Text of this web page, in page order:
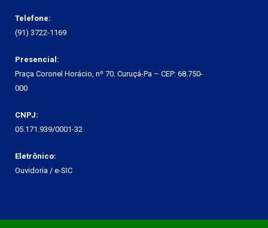
Telefone:
(91) 3722-1169
Presencial:
Praça Coronel Horácio, nº 70. Curuçá-Pa – CEP: 68.750-
000
CNPJ:
05.171.939/0001-32
Eletrônico:
Ouvidoria / e-SIC